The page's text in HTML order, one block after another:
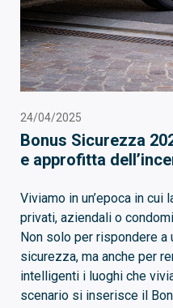
24/04/2025
Bonus Sicurezza
e approfitta
Viviamo in un’epoca in
privati, aziendali o
Non solo per rispondere a
sicurezza, ma anche per
intelligenti i luoghi che
scenario si inserisce il